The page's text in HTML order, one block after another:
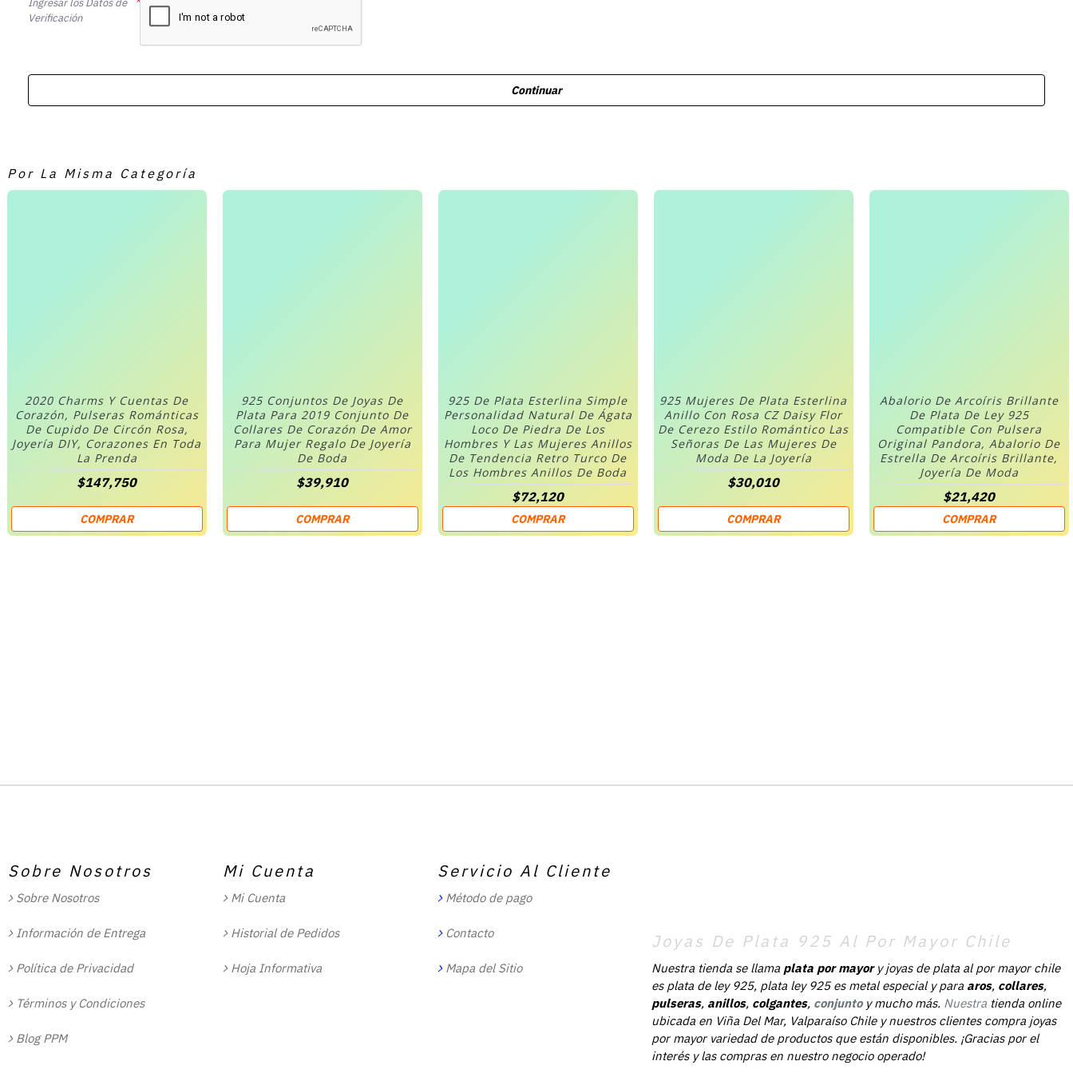
Ingresar los Datos de
Verificación
Continuar
Por La Misma Categoría
2020 Charms Y Cuentas De
Corazón, Pulseras Románticas
De Cupido De Circón Rosa,
Joyería DIY, Corazones En Toda
La Prenda
$147,750
COMPRAR
925 Conjuntos De Joyas De
Plata Para 2019 Conjunto De
Collares De Corazón De Amor
Para Mujer Regalo De Joyería
De Boda
$39,910
COMPRAR
925 De Plata Esterlina Simple
Personalidad Natural De Ágata
Loco De Piedra De Los
Hombres Y Las Mujeres Anillos
De Tendencia Retro Turco De
Los Hombres Anillos De Boda
$72,120
COMPRAR
925 Mujeres De Plata Esterlina
Anillo Con Rosa CZ Daisy Flor
De Cerezo Estilo Romántico Las
Señoras De Las Mujeres De
Moda De La Joyería
$30,010
COMPRAR
Abalorio De Arcoíris Brillante
De Plata De Ley 925
Compatible Con Pulsera
Original Pandora, Abalorio De
Estrella De Arcoíris Brillante,
Joyería De Moda
$21,420
COMPRAR
Sobre Nosotros
Sobre Nosotros
Información de Entrega
Política de Privacidad
Términos y Condiciones
Blog PPM
Mi Cuenta
Mi Cuenta
Historial de Pedidos
Hoja Informativa
Servicio Al Cliente
Método de pago
Contacto
Mapa del Sitio
Joyas De Plata 925 Al Por Mayor Chile
Nuestra tienda se llama plata por mayory joyas de plata al por mayor chile
es plata de ley 925, plata ley 925 es metal especial y para aros, collares,
pulseras, anillos, colgantes, conjunto y mucho más. Nuestra tienda online
ubicada en Viña Del Mar, Valparaíso Chile y nuestros clientes compra joyas
por mayor variedad de productos que están disponibles. ¡Gracias por el
interés y las compras en nuestro negocio operado!